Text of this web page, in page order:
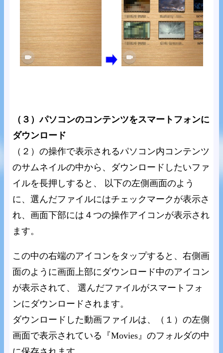
（３）パソコンのコンテンツをスマートフォンに
ダウンロード
（２）の操作で表示されるパソコン内コンテンツ
のサムネイルの中から、ダウンロードしたいファ
イルを長押しすると、 以下の左側画面のよう
に、選んだファイルにはチェックマークが表示さ
れ、画面下部には４つの操作アイコンが表示され
ます。
この中の右端のアイコンをタップすると、右側画
面のように画面上部にダウンロード中のアイコン
が表示されて、 選んだファイルがスマートフォ
ンにダウンロードされます。
ダウンロードした動画ファイルは、（１）の左側
画面で表示されている『Movies』のフォルダの中